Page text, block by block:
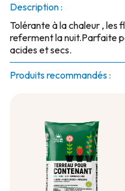
Description :
Tolérante à la chaleur , les
referment la nuit.Parfaite
acides et secs.
Produits recommandés :